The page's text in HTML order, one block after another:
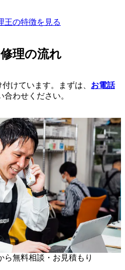
王の特徴を見る
理の流れ
付けています。まずは、 お電話
合わせください。
ら無料相談・お見積もり